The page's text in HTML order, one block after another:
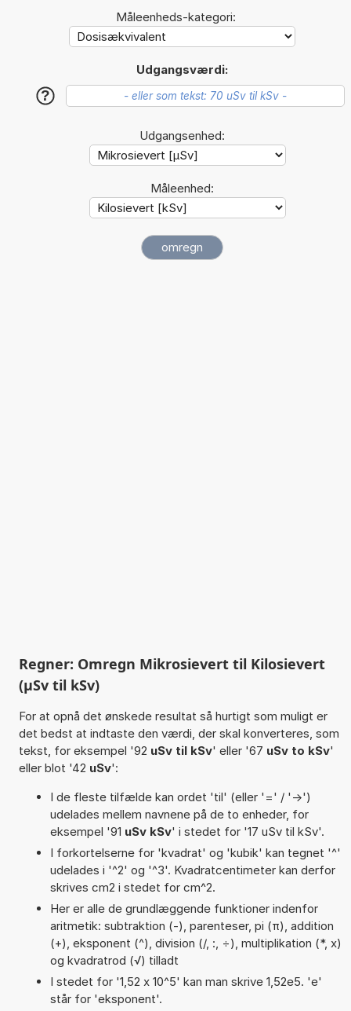
Måleenheds-kategori:
Udgangsværdi:
?
Udgangsenhed:
Måleenhed:
Regner: Omregn Mikrosievert til Kilosievert
(µSv til kSv)
For at opnå det ønskede resultat så hurtigt som muligt er
det bedst at indtaste den værdi, der skal konverteres, som
tekst, for eksempel '92 uSv til kSv' eller '67 uSv to kSv'
eller blot '42 uSv':
I de fleste tilfælde kan ordet 'til' (eller '=' / '->')
udelades mellem navnene på de to enheder, for
eksempel '91 uSv kSv' i stedet for '17 uSv til kSv'.
I forkortelserne for 'kvadrat' og 'kubik' kan tegnet '^'
udelades i '^2' og '^3'. Kvadratcentimeter kan derfor
skrives cm2 i stedet for cm^2.
Her er alle de grundlæggende funktioner indenfor
aritmetik: subtraktion (-), parenteser, pi (π), addition
(+), eksponent (^), division (/, :, ÷), multiplikation (*, x)
og kvadratrod (√) tilladt
I stedet for '1,52 x 10^5' kan man skrive 1,52e5. 'e'
står for 'eksponent'.